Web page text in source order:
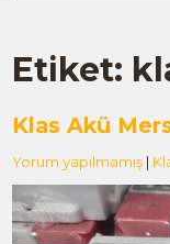
Etiket:
Klas Akü
Yorum yapılmamış |